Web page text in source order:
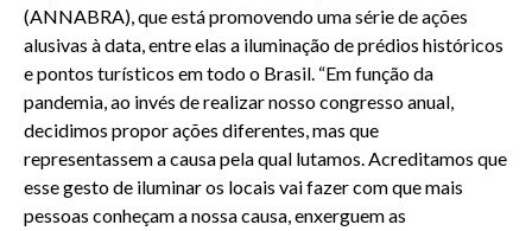
(ANNABRA), que está promovendo uma série de ações
alusivas à data, entre elas a iluminação de prédios históricos
e pontos turísticos em todo o Brasil. “Em função da
pandemia, ao invés de realizar nosso congresso anual,
decidimos propor ações diferentes, mas que
representassem a causa pela qual lutamos. Acreditamos que
esse gesto de iluminar os locais vai fazer com que mais
pessoas conheçam a nossa causa, enxerguem as